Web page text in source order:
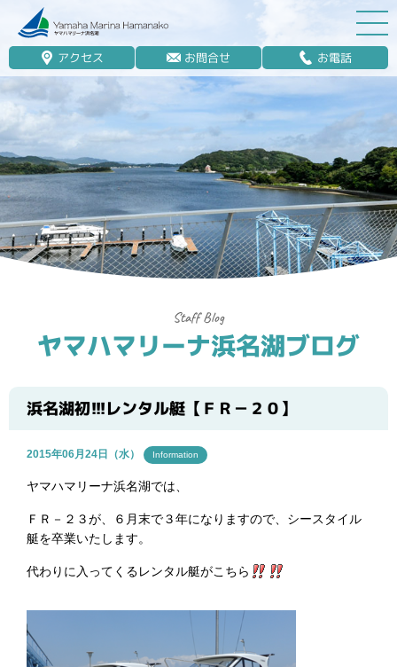
アクセス お問合せ お電話
マリーナ案内
船舶免許
マリンレジャー
マリーナステイ
レンタルボート
ボート販売
艤装
ブログ
ヤマハマリーナ浜名湖ブログ
浜名湖初!!!レンタル艇【ＦＲ－２０】
2015年06月24日（水） Information
ヤマハマリーナ浜名湖では、
ＦＲ－２３が、６月末で３年になりますので、シースタイル
艇を卒業いたします。
代わりに入ってくるレンタル艇がこちら